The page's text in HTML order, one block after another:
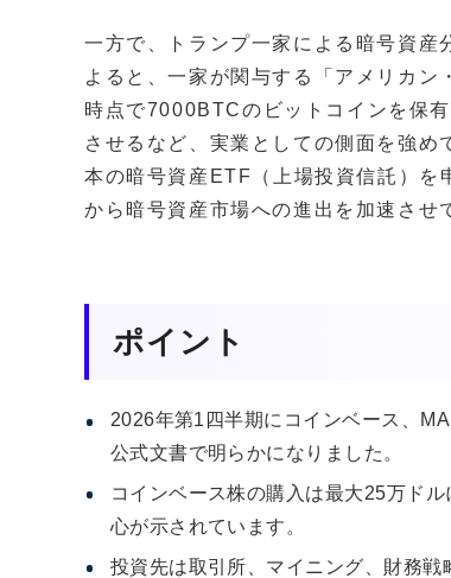
一方で、トランプ一家による暗号資産
よると、一家が関与する「アメリカ
時点で7000BTCのビットコインを保
させるなど、実業としての側面を強
本の暗号資産ETF（上場投資信託）を
から暗号資産市場への進出を加速させ
ポイント
2026年第1四半期にコインベース、
公式文書で明らかになりました。
コインベース株の購入は最大25万ド
心が示されています。
投資先は取引所、マイニング、財務